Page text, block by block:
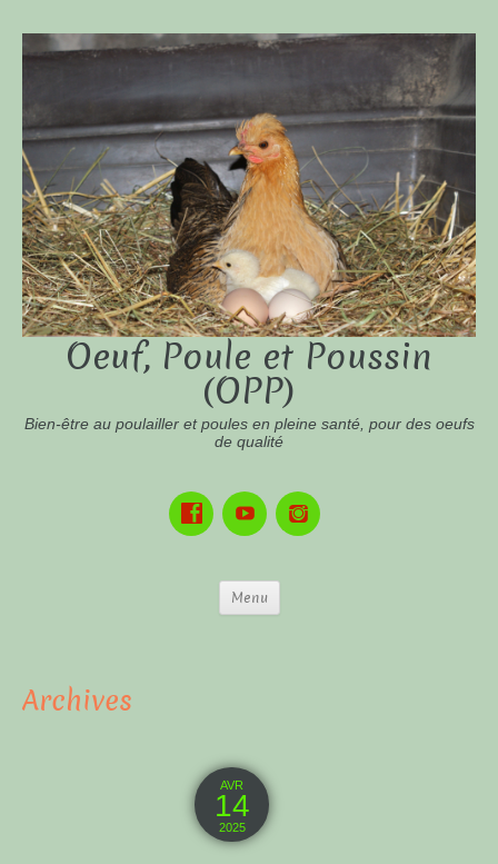
Oeuf, Poule et Poussin
(OPP)
Bien-être au poulailler et poules en pleine santé, pour des oeufs
de qualité
Menu
Archives
AVR
14
2025